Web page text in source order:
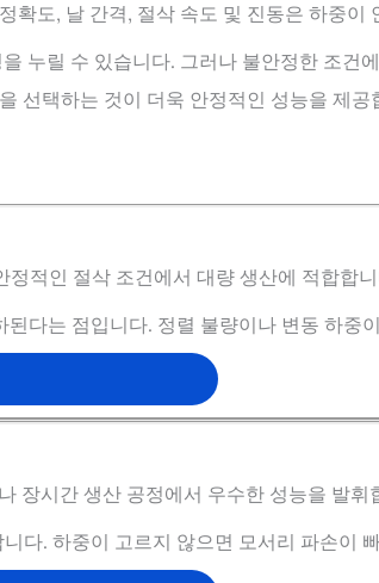
확도, 날 간격, 절삭 속도 및 진동은 하중이
누릴 수 있습니다. 그러나 불안정한 조건
선택하는 것이 더욱 안정적인 성능을 제
적인 절삭 조건에서 대량 생산에 적합합
다는 점입니다. 정렬 불량이나 변동 하중
장시간 생산 공정에서 우수한 성능을 발휘
다. 하중이 고르지 않으면 모서리 파손이